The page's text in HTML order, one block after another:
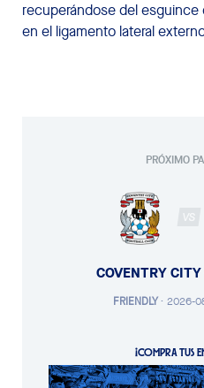
recuperándose del
en el ligamento lateral
PRÓXIMO
VS
COVENTRY
FRIENDLY· 2026-
¡COMPRA TUS